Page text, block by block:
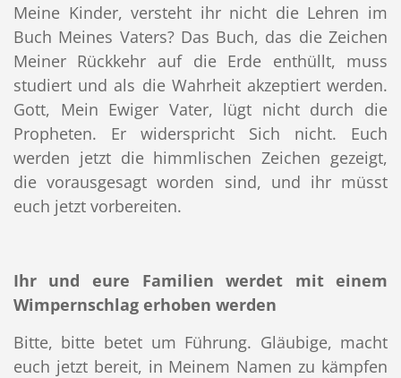
Meine Kinder, versteht ihr nicht die Lehren im
Buch Meines Vaters? Das Buch, das die Zeichen
Meiner Rückkehr auf die Erde enthüllt, muss
studiert und als die Wahrheit akzeptiert werden.
Gott, Mein Ewiger Vater, lügt nicht durch die
Propheten. Er widerspricht Sich nicht. Euch
werden jetzt die himmlischen Zeichen gezeigt,
die vorausgesagt worden sind, und ihr müsst
euch jetzt vorbereiten.
Ihr und eure Familienwerdet mit einem
Wimpernschlag erhoben werden
Bitte, bitte betet um Führung. Gläubige, macht
euch jetzt bereit, in Meinem Namen zu kämpfen